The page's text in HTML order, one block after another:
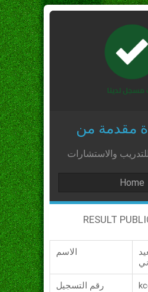
مقدمة من
للتدريب والاستشارات
Home
RESULT
الاسم
رقم التسجيل